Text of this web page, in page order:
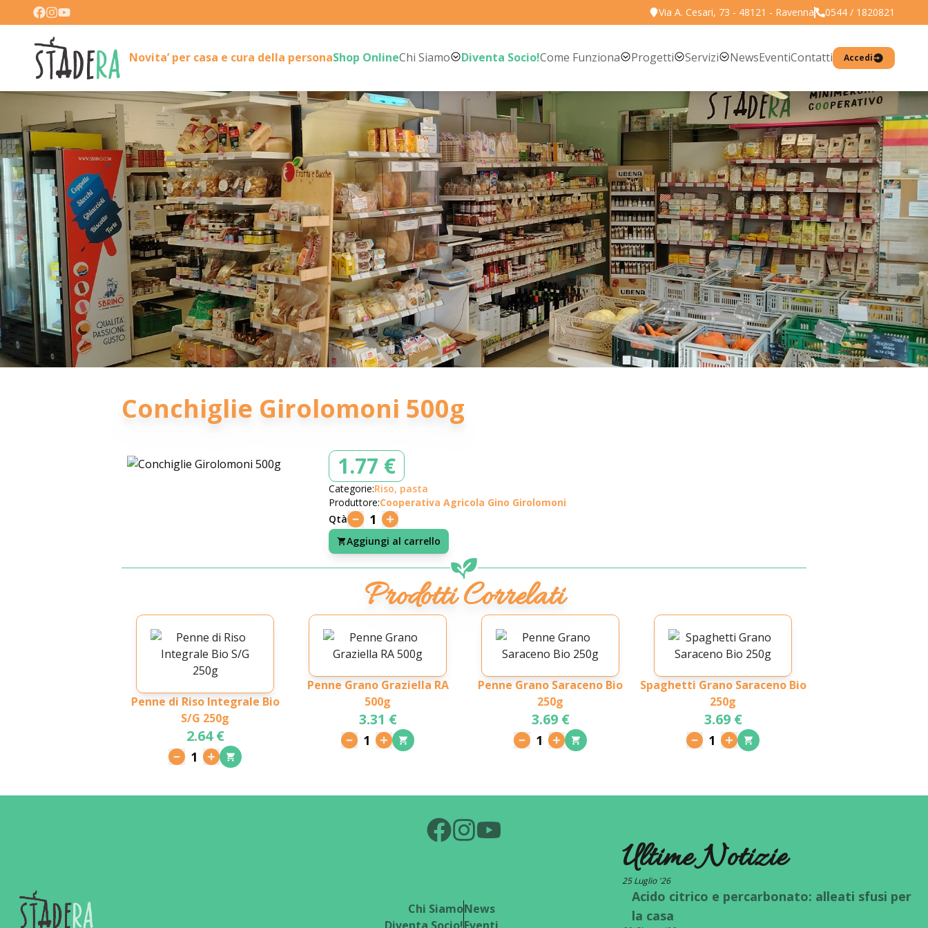
Via A. Cesari, 73 - 48121 - Ravenna 0544 / 1820821
Novita’ per casa e cura della personaShop OnlineChi Siamo Diventa Socio!Come Funziona Progetti Servizi NewsEventiContatti Accedi
Conchiglie Girolomoni 500g
1.77 €
Categorie:Riso, pasta
Produttore:Cooperativa Agricola Gino Girolomoni
Qtà
1
Aggiungi al carrello
Prodotti Correlati
Penne di Riso Integrale Bio
S/G 250g
2.64 €
1
Penne Grano Graziella RA
500g
3.31 €
1
Penne Grano Saraceno Bio
250g
3.69 €
1
Spaghetti Grano Saraceno Bio
250g
3.69 €
1
Chi SiamoNews
Ultime Notizie
25 Luglio '26
Acido citrico e percarbonato: alleati sfusi per
la casa